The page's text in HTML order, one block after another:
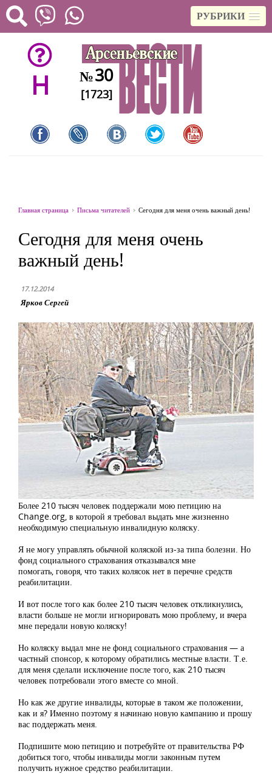
РУБРИКИ
H №30
[1723]
Главная страница Письма читателей Сегодня для меня очень важный день!
Сегодня для меня очень
важный день!
17.12.2014
Ярков Сергей
Более 210 тысяч человек поддержали мою петицию на
Change.org, в которой я требовал выдать мне жизненно
необходимую специальную инвалидную коляску.
Я не могу управлять обычной коляской из-за типа болезни. Но
фонд социального страхования отказывался мне
помогать, говоря, что таких колясок нет в перечне средств
реабилитации.
И вот после того как более 210 тысяч человек откликнулись,
власти больше не могли игнорировать мою проблему, и вчера
мне передали новую коляску!
Но коляску выдал мне не фонд социального страхования — а
частный спонсор, к которому обратились местные власти. Т.е.
для меня сделали исключение после того, как 210 тысяч
человек потребовали этого вместе со мной.
Но как же другие инвалиды, которые в таком же положении,
как и я? Именно поэтому я начинаю новую кампанию и прошу
вас поддержать меня.
Подпишите мою петицию и потребуйте от правительства РФ
добиться того, чтобы инвалиды могли законным путем
получить нужное средство реабилитации.